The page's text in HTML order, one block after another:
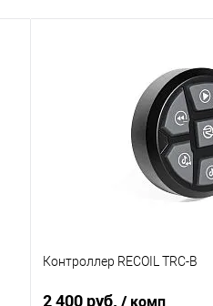
Контроллер RECOIL TRC-B
2 400 руб. / комп